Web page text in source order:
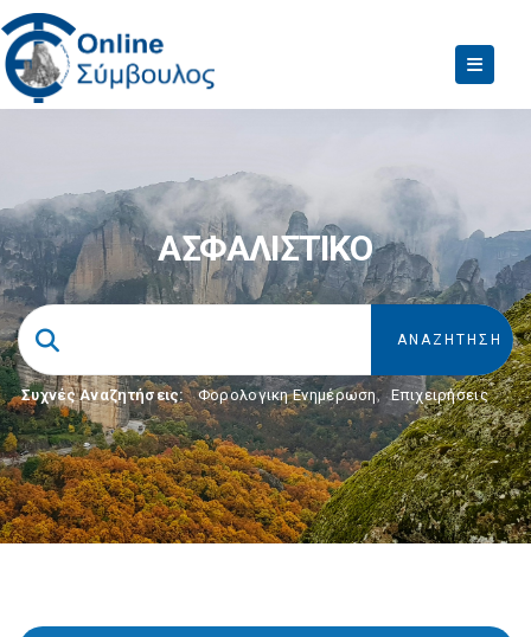
ΑΣΦΑΛΙΣΤΙΚΟ
Συχνές Αναζητήσεις: Φορολογικη Ενημέρωση, Επιχειρήσεις